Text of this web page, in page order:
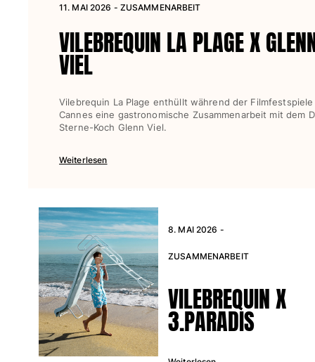
Oberteile
Rashguards
Alle Bademode anzeigen
Kleider
Polos
Hemden
Sweatshirts
T-Shirts
Loungewear-Kollektion
Kimonos
Alle Bekleidung anzeigen
Yachting collection
Alle Yachting collection anzeigen
11. MAI 2026 - ZUSAMMENARBEIT
VILEBREQUIN LA PLAGE X
VIEL
Vilebrequin La Plage enthüllt während der
Cannes eine gastronomische Zusammenarbeit mit dem
Sterne-Koch Glenn Viel.
Weiterlesen
8. MAI 2026 -
ZUSAMMENARBEIT
VILEBREQUIN X
3.PARADIS